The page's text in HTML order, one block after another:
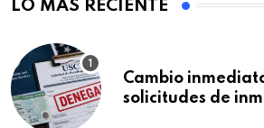
LO MÁS RECIENTE
Cambio
solicitudes de